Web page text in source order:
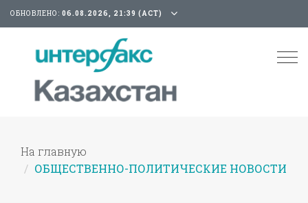
ОБНОВЛЕНО: 06.08.2026, 21:39 (АСТ)
На главную
ОБЩЕСТВЕННО-ПОЛИТИЧЕСКИЕ НОВОСТИ